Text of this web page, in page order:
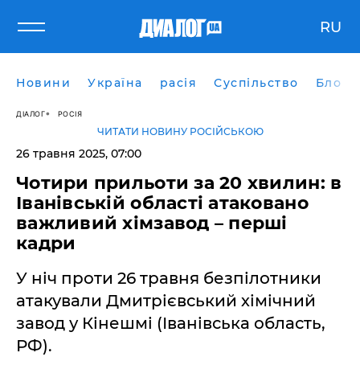
RU
Новини Україна расія Суспільство Блоги
ДІАЛОГ РОСІЯ
ЧИТАТИ НОВИНУ РОСІЙСЬКОЮ
26 травня 2025, 07:00
Чотири прильоти за 20 хвилин: в
Іванівській області атаковано
важливий хімзавод – перші
кадри
У ніч проти 26 травня безпілотники
атакували Дмитрієвський хімічний
завод у Кінешмі (Іванівська область,
РФ).